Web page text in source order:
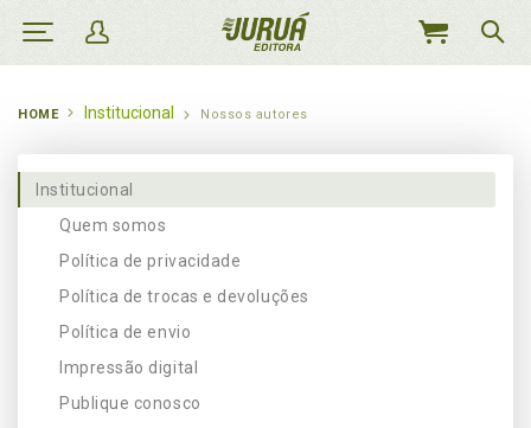
MEU
HOME Institucional Nossos autores
Institucional
Quem somos
Política de privacidade
Política de trocas e devoluções
Política de envio
Impressão digital
Publique conosco